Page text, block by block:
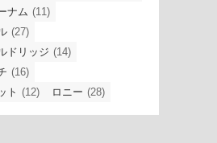
ナム (11)
(27)
ドリッジ (14)
(16)
ト (12) ロニー (28)